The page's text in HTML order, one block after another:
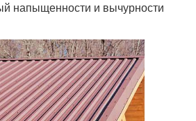
напыщенности и вычурности